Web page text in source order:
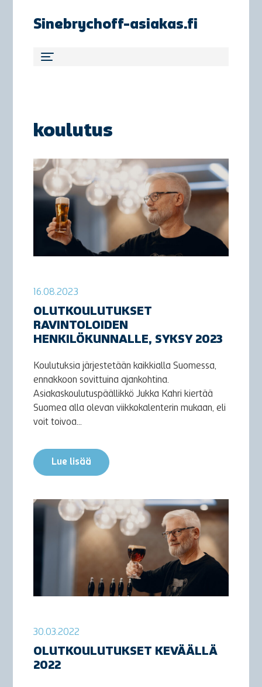
Sinebrychoff-asiakas.fi
koulutus
16.08.2023
OLUTKOULUTUKSET
RAVINTOLOIDEN
HENKILÖKUNNALLE, SYKSY 2023
Koulutuksia järjestetään kaikkialla Suomessa,
ennakkoon sovittuina ajankohtina.
Asiakaskoulutuspäällikkö Jukka Kahri kiertää
Suomea alla olevan viikkokalenterin mukaan, eli
voit toivoa...
Lue lisää
30.03.2022
OLUTKOULUTUKSET KEVÄÄLLÄ
2022